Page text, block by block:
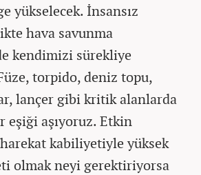
yükselecek. İnsansız
hava savunma
kendimizi sürekliye
torpido, deniz topu,
lançer gibi kritik alanlarda
eşiği aşıyoruz. Etkin
harekat kabiliyetiyle yüksek
olmak neyi gerektiriyorsa